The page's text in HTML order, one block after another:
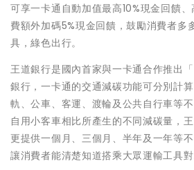
可享一卡通自動加值最高10%現金回饋
費額外加碼5%現金回饋，鼓勵消費者多
具，綠色出行。
王道銀行是國內首家與一卡通合作推出
銀行，一卡通的交通減碳功能可分別計
軌、公車、客運、渡輪及公共自行車等
自用小客車相比所產生的不同減碳量，
更提供一個月、三個月、半年及一年等
讓消費者能清楚知道搭乘大眾運輸工具對